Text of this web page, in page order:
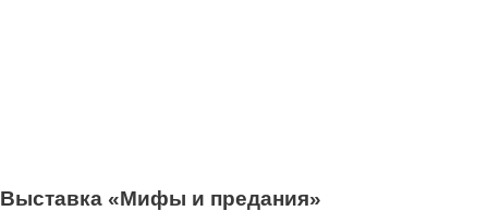
Выставка «Мифы и предания»